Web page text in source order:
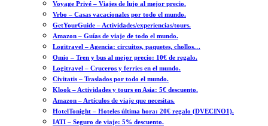
Voyage Privé – Viajes de lujo al mejor precio.
Vrbo – Casas vacacionales por todo el mundo.
GetYourGuide – Actividades/experiencias/tours.
Amazon – Guías de viaje de todo el mundo.
Logitravel – Agencia: circuitos, paquetes, chollos…
Omio – Tren y bus al mejor precio: 10€ de regalo.
Logitravel – Cruceros y ferries en el mundo.
Civitatis – Traslados por todo el mundo.
Klook – Actividades y tours en Asia: 5€ descuento.
Amazon – Artículos de viaje que necesitas.
HotelTonight – Hoteles última hora: 20€ regalo (DVECINO1).
IATI – Seguro de viaje: 5% descuento.